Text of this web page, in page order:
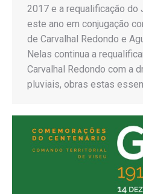
2017 e a requalificação do
este ano em conjugação
de Carvalhal Redondo e
Nelas continua a
Carvalhal Redondo com a
pluviais, obras estas